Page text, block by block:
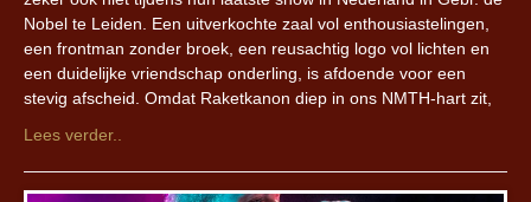
Nobel te Leiden. Een uitverkochte zaal vol enthousiastelingen,
een frontman zonder broek, een reusachtig logo vol lichten en
een duidelijke vriendschap onderling, is afdoende voor een
stevig afscheid. Omdat Raketkanon diep in ons NMTH-hart zit,
Lees verder..